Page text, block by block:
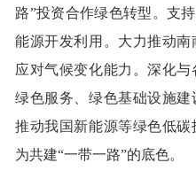
路”投资合作绿色转型。支
能源开发利用。大力推动
应对气候变化能力。深化与
绿色服务、绿色基础设施
推动我国新能源等绿色低
为共建“一带一路”的底色。